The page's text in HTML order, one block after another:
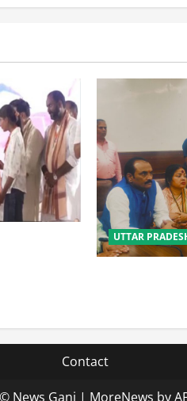
UTTAR
Contact
News Ganj | MoreNews by